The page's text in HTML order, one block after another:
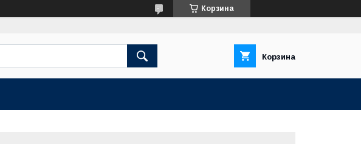
Корзина
Корзина